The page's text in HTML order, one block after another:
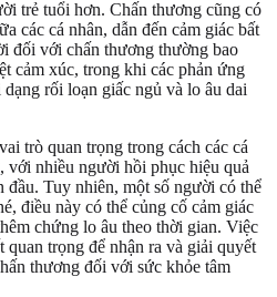
trẻ tuổi hơn. Chấn thương cũng có
các cá nhân, dẫn đến cảm giác bất
đối với chấn thương thường bao
cảm xúc, trong khi các phản ứng
rối loạn giấc ngủ và lo âu dai
trò quan trọng trong cách các cá
với nhiều người hồi phục hiệu quả
đầu. Tuy nhiên, một số người có thể
điều này có thể củng cố cảm giác
chứng lo âu theo thời gian. Việc
trọng để nhận ra và giải quyết
thương đối với sức khỏe tâm